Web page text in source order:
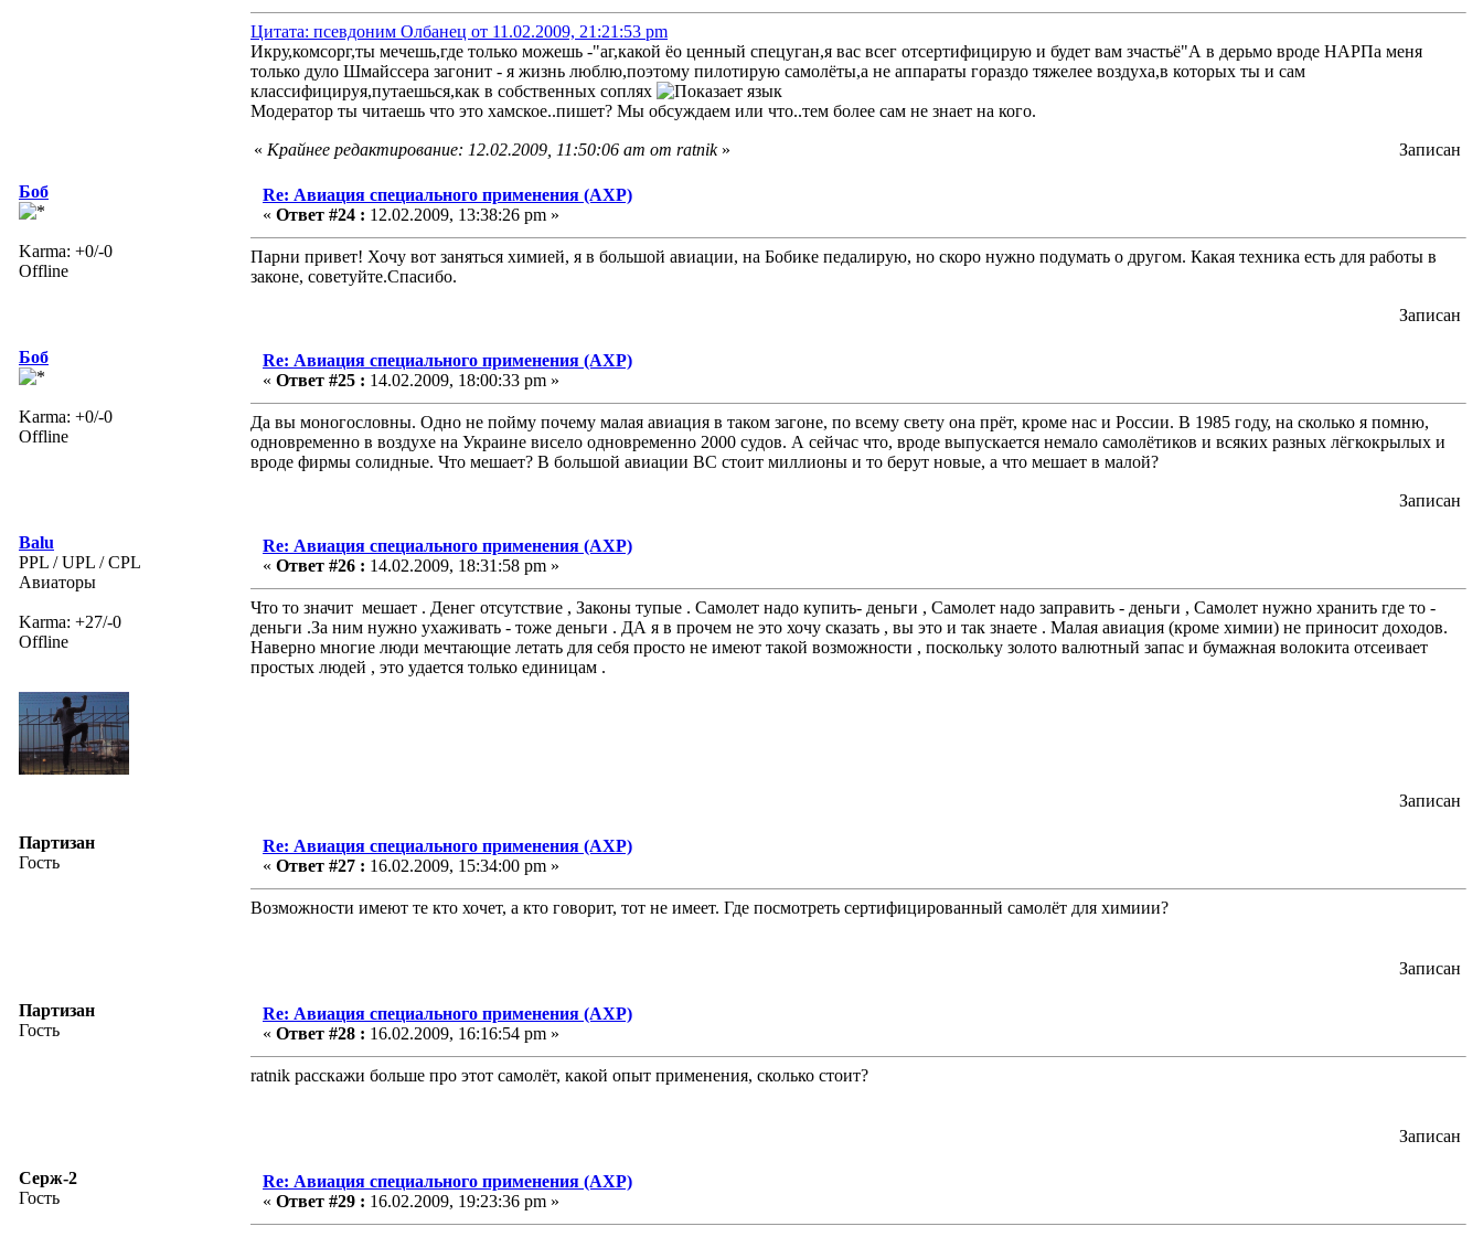
Цитата: псевдоним Олбанец от 11.02.2009, 21:21:53 pm
Икру,комсорг,ты мечешь,где только можешь -"аг,какой ёо ценный спецуган,я вас всег отсертифицирую и будет вам зчастьё"А в дерьмо вроде НАРПа меня
только дуло Шмайссера загонит - я жизнь люблю,поэтому пилотирую самолёты,а не аппараты гораздо тяжелее воздуха,в которых ты и сам
классифицируя,путаешься,как в собственных соплях
Модератор ты читаешь что это хамское..пишет? Мы обсуждаем или что..тем более сам не знает на кого.
« Крайнее редактирование: 12.02.2009, 11:50:06 am от ratnik» Записан
Боб
Karma: +0/-0
Offline
Re: Авиация специального применения (АХР)
« Ответ #24 : 12.02.2009, 13:38:26 pm »
Парни привет! Хочу вот заняться химией, я в большой авиации, на Бобике педалирую, но скоро нужно подумать о другом. Какая техника есть для работы в
законе, советуйте.Спасибо.
Записан
Боб
Karma: +0/-0
Offline
Re: Авиация специального применения (АХР)
« Ответ #25 : 14.02.2009, 18:00:33 pm »
Да вы моногословны. Одно не пойму почему малая авиация в таком загоне, по всему свету она прёт, кроме нас и России. В 1985 году, на сколько я помню,
одновременно в воздухе на Украине висело одновременно 2000 судов. А сейчас что, вроде выпускается немало самолётиков и всяких разных лёгкокрылых и
вроде фирмы солидные. Что мешает? В большой авиации ВС стоит миллионы и то берут новые, а что мешает в малой?
Записан
Balu
PPL / UPL / CPL
Авиаторы
Karma: +27/-0
Offline
Re: Авиация специального применения (АХР)
« Ответ #26 : 14.02.2009, 18:31:58 pm »
Что то значит мешает . Денег отсутствие , Законы тупые . Самолет надо купить- деньги , Самолет надо заправить - деньги , Самолет нужно хранить где то -
деньги .За ним нужно ухаживать - тоже деньги . ДА я в прочем не это хочу сказать , вы это и так знаете . Малая авиация (кроме химии) не приносит доходов.
Наверно многие люди мечтающие летать для себя просто не имеют такой возможности , поскольку золото валютный запас и бумажная волокита отсеивает
простых людей , это удается только единицам .
Записан
Партизан
Гость
Re: Авиация специального применения (АХР)
« Ответ #27 : 16.02.2009, 15:34:00 pm »
Возможности имеют те кто хочет, а кто говорит, тот не имеет. Где посмотреть сертифицированный самолёт для химиии?
Записан
Партизан
Гость
Re: Авиация специального применения (АХР)
« Ответ #28 : 16.02.2009, 16:16:54 pm »
ratnik расскажи больше про этот самолёт, какой опыт применения, сколько стоит?
Записан
Серж-2
Гость
Re: Авиация специального применения (АХР)
« Ответ #29 : 16.02.2009, 19:23:36 pm »